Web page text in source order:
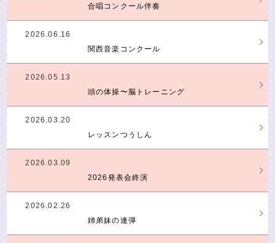
合唱コンクール伴奏
2026.06.16
関西音楽コンクール
2026.05.13
頭の体操〜脳トレーニング
2026.03.20
レッスンつうしん
2026.03.09
2026発表会終演
2026.02.26
姉弟妹の連弾